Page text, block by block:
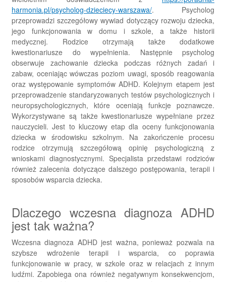
harmonia.pl/psycholog-dzieciecy-warszawa/. Psycholog
przeprowadzi szczegółowy wywiad dotyczący rozwoju dziecka,
jego funkcjonowania w domu i szkole, a także historii
medycznej. Rodzice otrzymają także dodatkowe
kwestionariusze do wypełnienia. Następnie psycholog
obserwuje zachowanie dziecka podczas różnych zadań i
zabaw, oceniając wówczas poziom uwagi, sposób reagowania
oraz występowanie symptomów ADHD. Kolejnym etapem jest
przeprowadzenie standaryzowanych testów psychologicznych i
neuropsychologicznych, które oceniają funkcje poznawcze.
Wykorzystywane są także kwestionariusze wypełniane przez
nauczycieli. Jest to kluczowy etap dla oceny funkcjonowania
dziecka w środowisku szkolnym. Na zakończenie procesu
rodzice otrzymują szczegółową opinię psychologiczną z
wnioskami diagnostycznymi. Specjalista przedstawi rodziców
również zalecenia dotyczące dalszego postępowania, terapii i
sposobów wsparcia dziecka.
Dlaczego wczesna diagnoza ADHD
jest tak ważna?
Wczesna diagnoza ADHD jest ważna, ponieważ pozwala na
szybsze wdrożenie terapii i wsparcia, co poprawia
funkcjonowanie w pracy, w szkole oraz w relacjach z innym
ludźmi. Zapobiega ona również negatywnym konsekwencjom,